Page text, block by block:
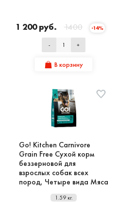
1 200 руб. 1400 -14%
- +
В корзину
Go! Kitchen Carnivore
Grain Free Сухой корм
беззерновой для
взрослых собак всех
пород, Четыре вида Мяса
1.59 кг.